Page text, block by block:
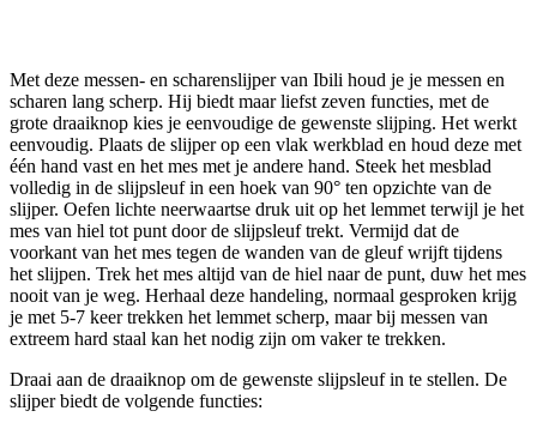
Met deze messen- en scharenslijper van Ibili houd je je messen en
scharen lang scherp. Hij biedt maar liefst zeven functies, met de
grote draaiknop kies je eenvoudige de gewenste slijping. Het werkt
eenvoudig. Plaats de slijper op een vlak werkblad en houd deze met
één hand vast en het mes met je andere hand. Steek het mesblad
volledig in de slijpsleuf in een hoek van 90° ten opzichte van de
slijper. Oefen lichte neerwaartse druk uit op het lemmet terwijl je het
mes van hiel tot punt door de slijpsleuf trekt. Vermijd dat de
voorkant van het mes tegen de wanden van de gleuf wrijft tijdens
het slijpen. Trek het mes altijd van de hiel naar de punt, duw het mes
nooit van je weg. Herhaal deze handeling, normaal gesproken krijg
je met 5-7 keer trekken het lemmet scherp, maar bij messen van
extreem hard staal kan het nodig zijn om vaker te trekken.
Draai aan de draaiknop om de gewenste slijpsleuf in te stellen. De
slijper biedt de volgende functies: